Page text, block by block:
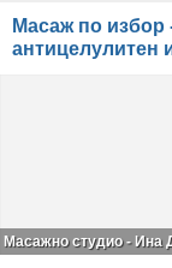
Масаж по
антицелулитен
Масажно студио - Ина